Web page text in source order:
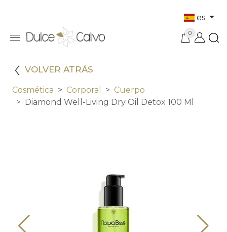
es
0
VOLVER ATRÁS
Cosmética Corporal
Cuerpo
Diamond Well-Living Dry Oil Detox 100 Ml